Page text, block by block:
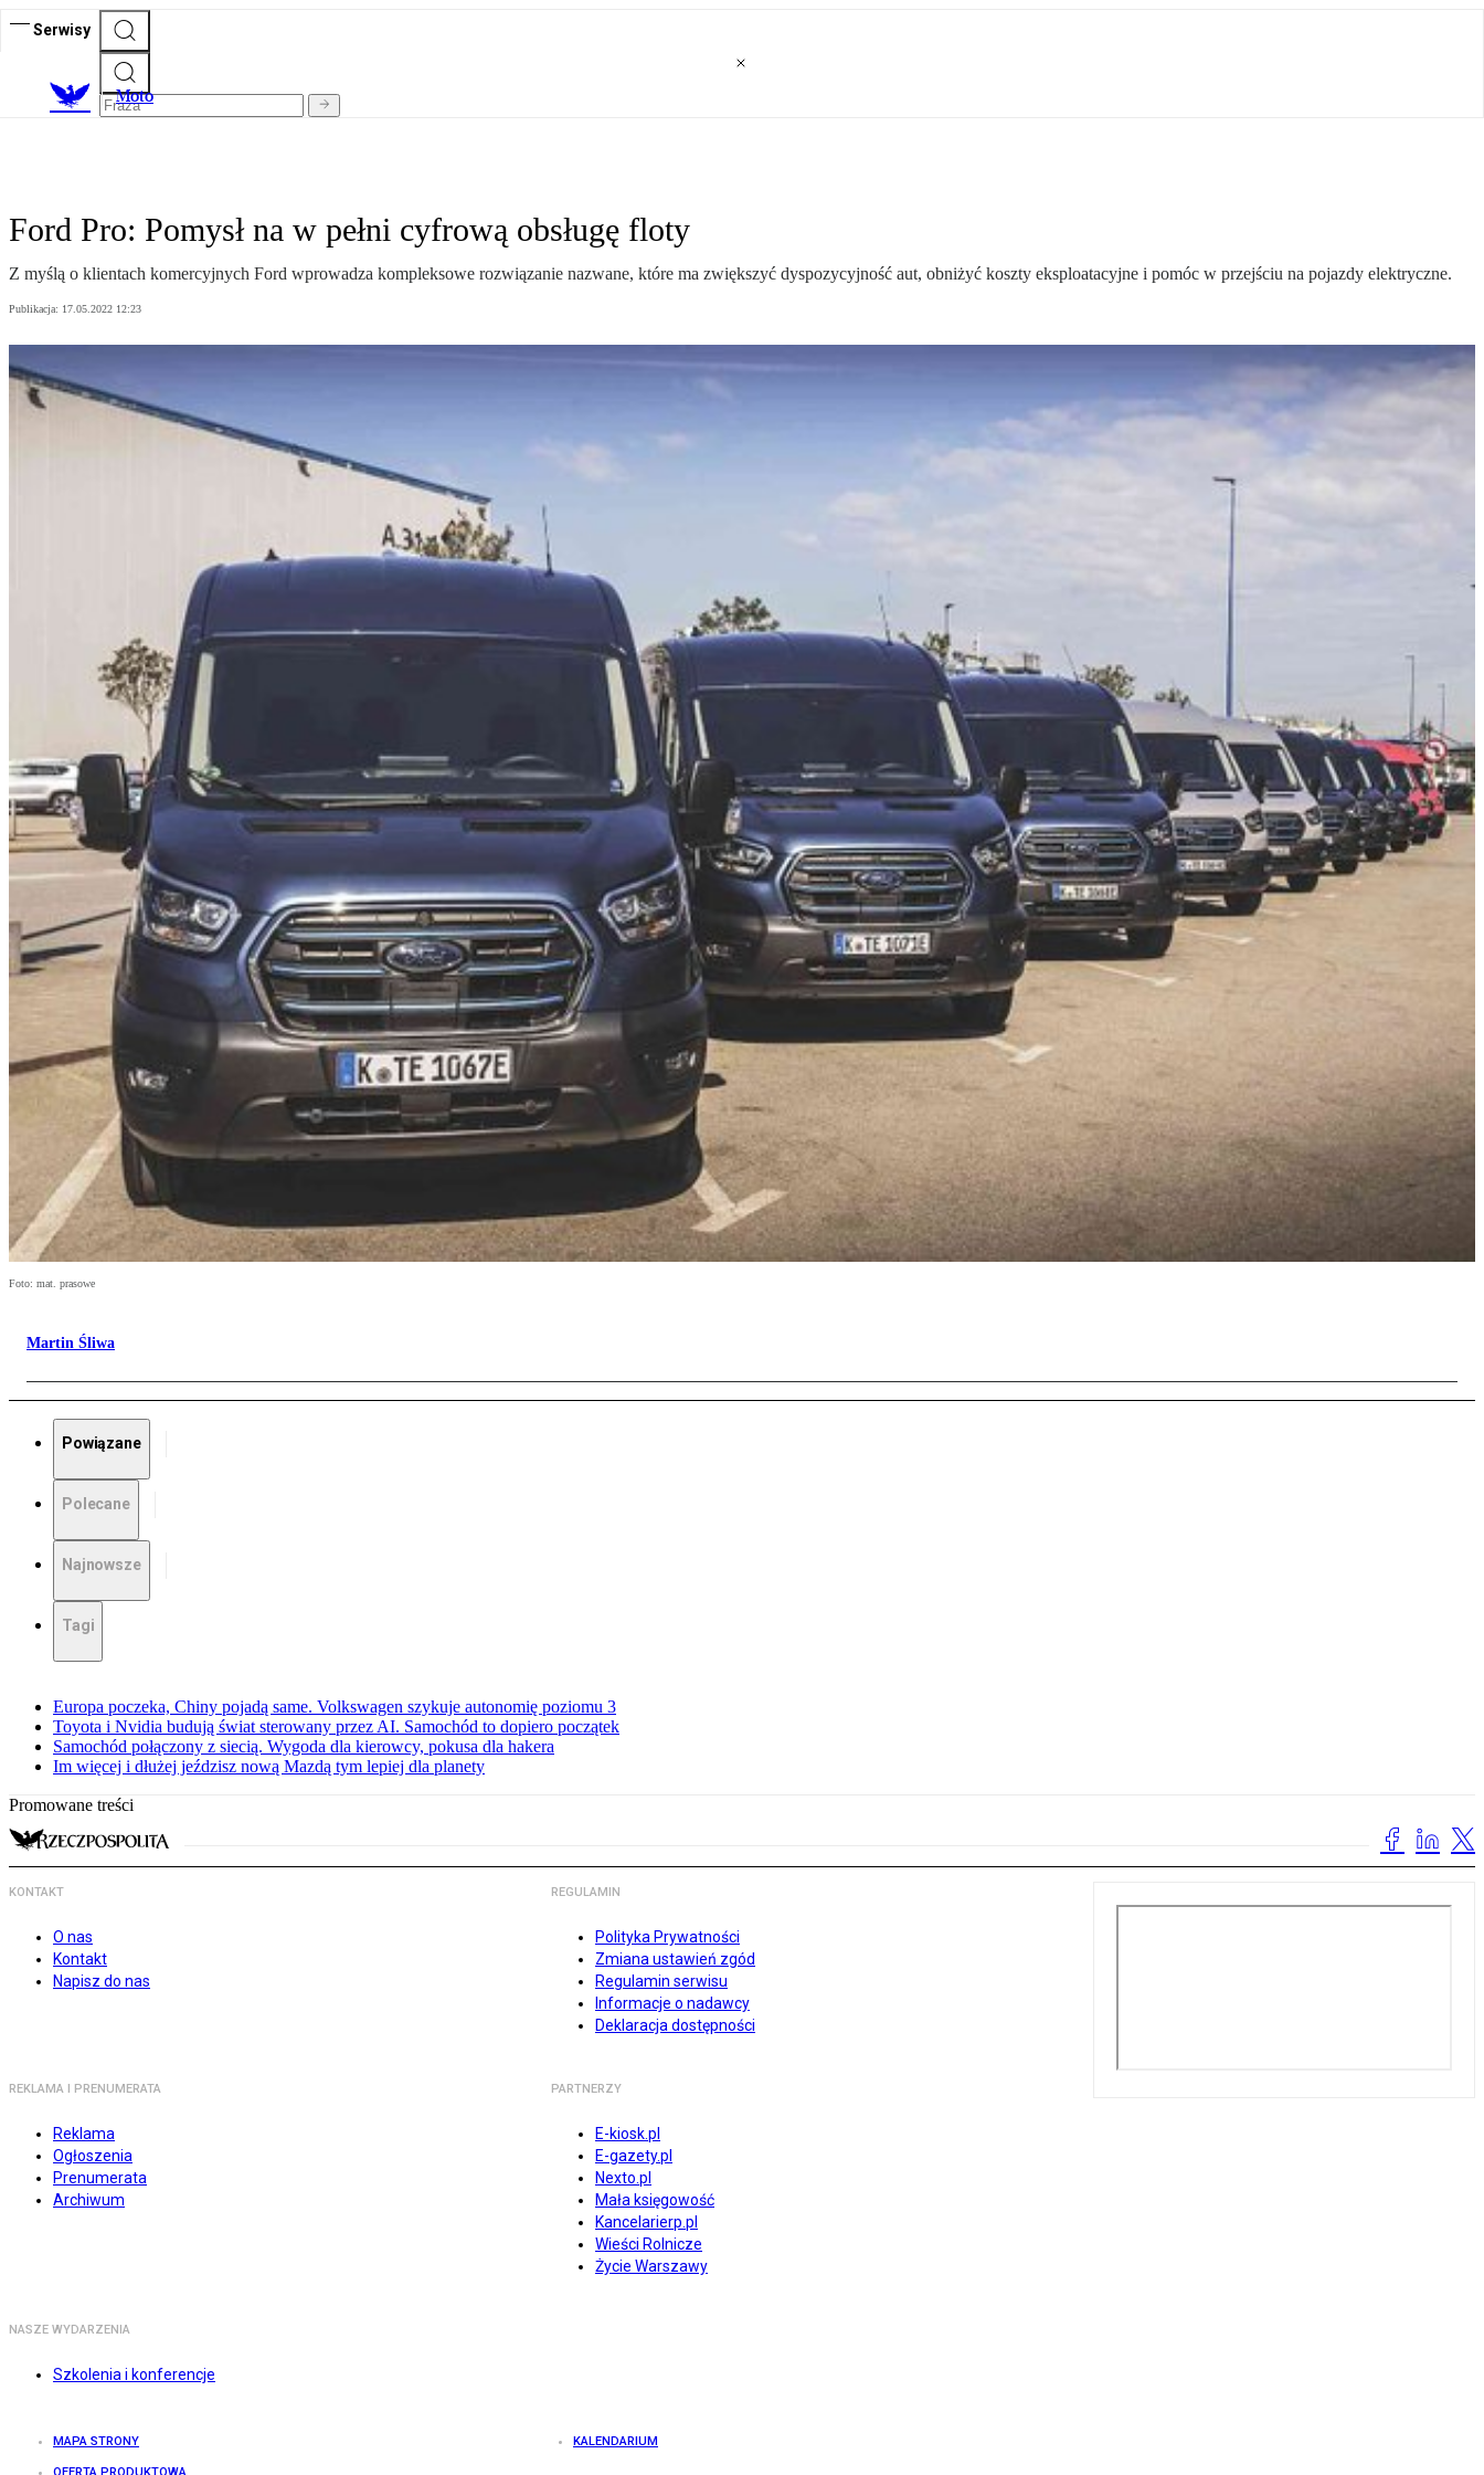
Serwisy
Moto
Ford Pro: Pomysł na w pełni cyfrową obsługę floty
Z myślą o klientach komercyjnych Ford wprowadza kompleksowe rozwiązanie nazwane, które ma zwiększyć dyspozycyjność aut, obniżyć koszty eksploatacyjne i pomóc w przejściu na pojazdy elektryczne.
Publikacja: 17.05.2022 12:23
Foto: mat. prasowe
Martin Śliwa
Powiązane
Polecane
Najnowsze
Tagi
Europa poczeka, Chiny pojadą same. Volkswagen szykuje autonomię poziomu 3
Toyota i Nvidia budują świat sterowany przez AI. Samochód to dopiero początek
Samochód połączony z siecią. Wygoda dla kierowcy, pokusa dla hakera
Im więcej i dłużej jeździsz nową Mazdą tym lepiej dla planety
Promowane treści
KONTAKT
O nas
Kontakt
Napisz do nas
REGULAMIN
Polityka Prywatności
Zmiana ustawień zgód
Regulamin serwisu
Informacje o nadawcy
Deklaracja dostępności
REKLAMA I PRENUMERATA
Reklama
Ogłoszenia
Prenumerata
Archiwum
PARTNERZY
E-kiosk.pl
E-gazety.pl
Nexto.pl
Mała księgowość
Kancelarierp.pl
Wieści Rolnicze
Życie Warszawy
NASZE WYDARZENIA
Szkolenia i konferencje
MAPA STRONY KALENDARIUM